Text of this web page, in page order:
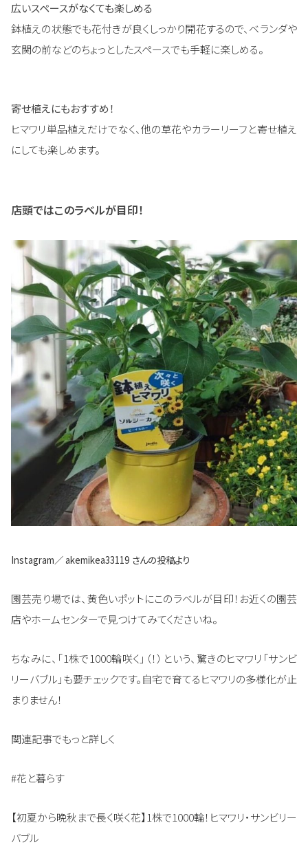
広いスペースがなくても楽しめる
鉢植えの状態でも花付きが良くしっかり開花するので、ベランダや
玄関の前などのちょっとしたスペースでも手軽に楽しめる。
寄せ植えにもおすすめ！
ヒマワリ単品植えだけでなく、他の草花やカラーリーフと寄せ植え
にしても楽しめます。
店頭ではこのラベルが目印！
Instagram／akemikea33119 さんの投稿より
園芸売り場では、黄色いポットにこのラベルが目印！お近くの園芸
店やホームセンターで見つけてみてくださいね。
ちなみに、「1株で1000輪咲く」（！）という、驚きのヒマワリ「サンビ
リーバブル」も要チェックです。自宅で育てるヒマワリの多様化が止
まりません！
関連記事でもっと詳しく
#花と暮らす
【初夏から晩秋まで長く咲く花】1株で1000輪！ヒマワリ・サンビリー
バブル